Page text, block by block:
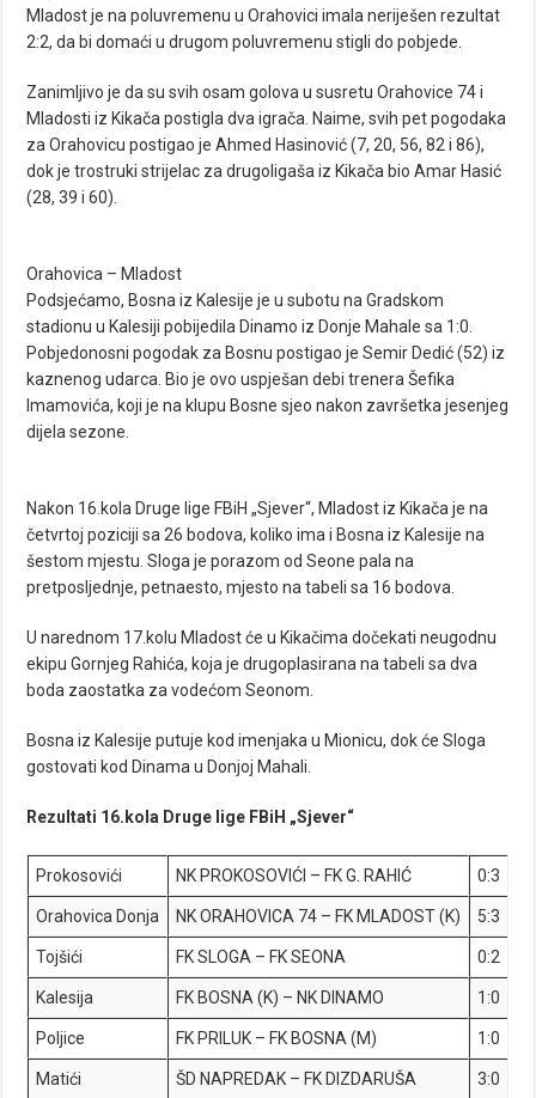
Mladost je na poluvremenu u Orahovici imala neriješen rezultat
2:2, da bi domaći u drugom poluvremenu stigli do pobjede.
Zanimljivo je da su svih osam golova u susretu Orahovice 74 i
Mladosti iz Kikača postigla dva igrača. Naime, svih pet pogodaka
za Orahovicu postigao je Ahmed Hasinović (7, 20, 56, 82 i 86),
dok je trostruki strijelac za drugoligaša iz Kikača bio Amar Hasić
(28, 39 i 60).
Orahovica – Mladost
Podsjećamo, Bosna iz Kalesije je u subotu na Gradskom
stadionu u Kalesiji pobijedila Dinamo iz Donje Mahale sa 1:0.
Pobjedonosni pogodak za Bosnu postigao je Semir Dedić (52) iz
kaznenog udarca. Bio je ovo uspješan debi trenera Šefika
Imamovića, koji je na klupu Bosne sjeo nakon završetka jesenjeg
dijela sezone.
Nakon 16.kola Druge lige FBiH „Sjever“, Mladost iz Kikača je na
četvrtoj poziciji sa 26 bodova, koliko ima i Bosna iz Kalesije na
šestom mjestu. Sloga je porazom od Seone pala na
pretposljednje, petnaesto, mjesto na tabeli sa 16 bodova.
U narednom 17.kolu Mladost će u Kikačima dočekati neugodnu
ekipu Gornjeg Rahića, koja je drugoplasirana na tabeli sa dva
boda zaostatka za vodećom Seonom.
Bosna iz Kalesije putuje kod imenjaka u Mionicu, dok će Sloga
gostovati kod Dinama u Donjoj Mahali.
Rezultati 16.kola Druge lige FBiH „Sjever“
Prokosovići NK PROKOSOVIĆI – FK G. RAHIĆ 0:3
Orahovica Donja NK ORAHOVICA 74 – FK MLADOST (K) 5:3
Tojšići FK SLOGA – FK SEONA 0:2
Kalesija FK BOSNA (K) – NK DINAMO 1:0
Poljice FK PRILUK – FK BOSNA (M) 1:0
Matići ŠD NAPREDAK – FK DIZDARUŠA 3:0